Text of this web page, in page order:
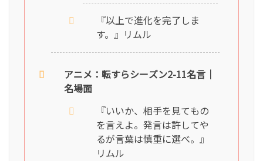
『以上で進化を完了しま
す。』リムル
アニメ：転すらシーズン2-11名言｜
名場面
『いいか、相手を見てもの
を言えよ。発言は許してや
るが言葉は慎重に選べ。』
リムル